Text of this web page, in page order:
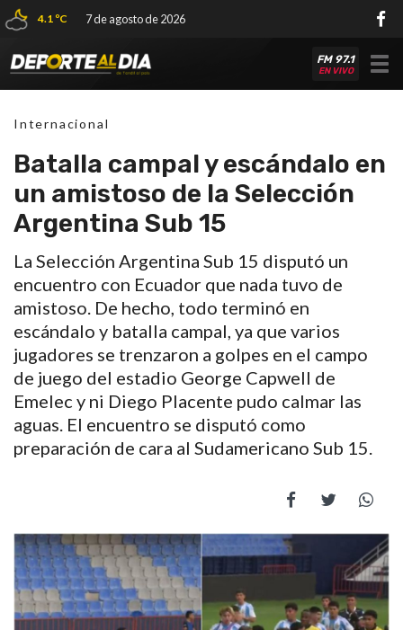
4.1 ºC 7 de agosto de 2026
FM 97.1
EN VIVO
Internacional
Batalla campal y escándalo en
un amistoso de la Selección
Argentina Sub 15
La Selección Argentina Sub 15 disputó un
encuentro con Ecuador que nada tuvo de
amistoso. De hecho, todo terminó en
escándalo y batalla campal, ya que varios
jugadores se trenzaron a golpes en el campo
de juego del estadio George Capwell de
Emelec y ni Diego Placente pudo calmar las
aguas. El encuentro se disputó como
preparación de cara al Sudamericano Sub 15.